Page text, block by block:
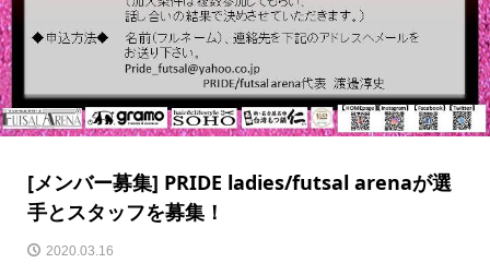
[メンバー募集] PRIDE ladies/futsal arenaが選
手とスタッフを募集！
2020.03.16